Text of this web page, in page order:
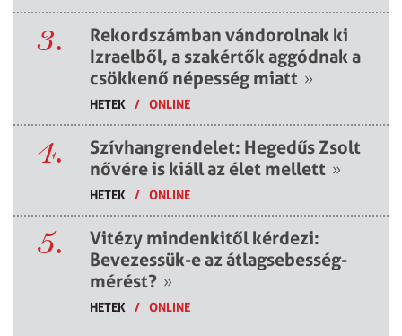
3.
Rekordszámban vándorolnak ki
Izraelből, a szakértők aggódnak a
csökkenő népesség miatt »
HETEK / ONLINE
4.
Szívhangrendelet: Hegedűs Zsolt
nővére is kiáll az élet mellett »
HETEK / ONLINE
5.
Vitézy mindenkitől kérdezi:
Bevezessük-e az átlagsebesség-
mérést? »
HETEK / ONLINE